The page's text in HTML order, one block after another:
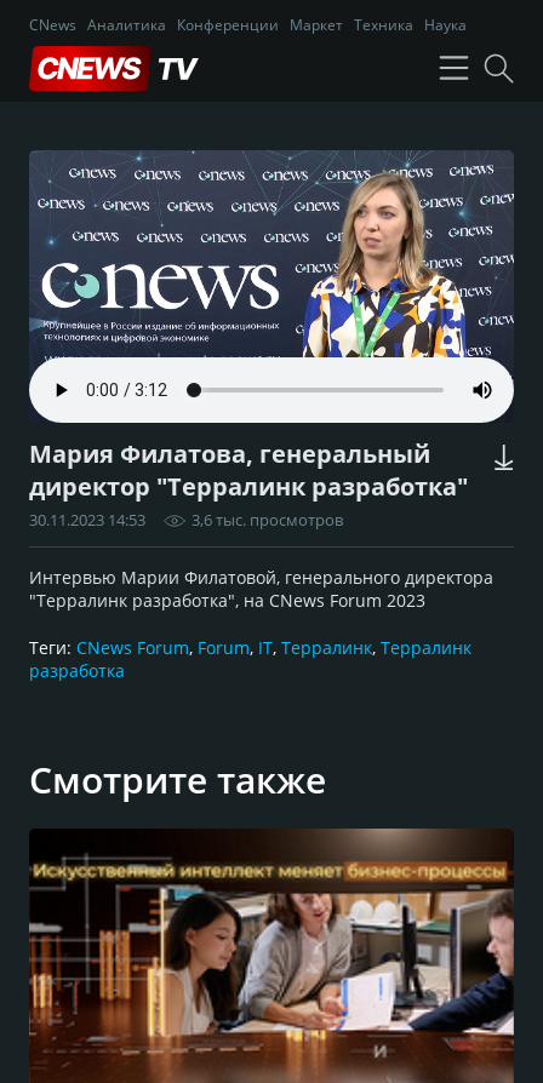
CNews Аналитика Конференции Маркет Техника Наука
Мария Филатова, генеральный
директор "Терралинк разработка"
30.11.2023 14:53 3,6 тыс. просмотров
Интервью Марии Филатовой, генерального директора
"Терралинк разработка", на CNews Forum 2023
Теги: CNews Forum, Forum, IT, Терралинк, Терралинк
разработка
Смотрите также